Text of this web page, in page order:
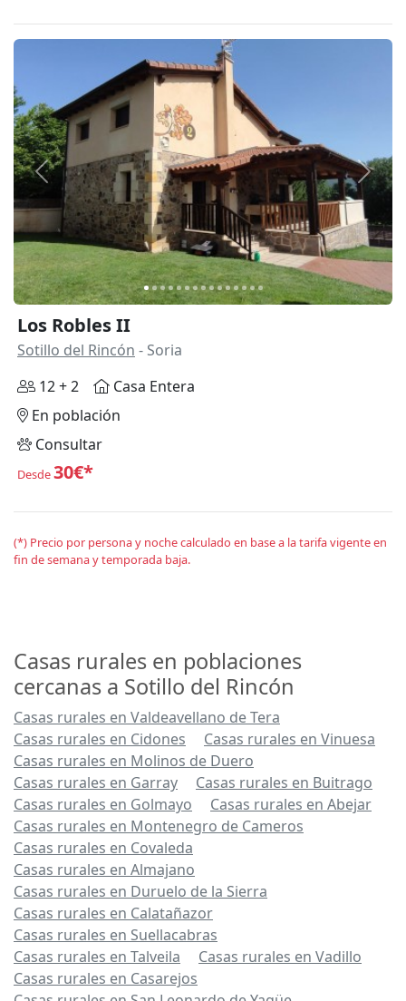
Anterior
Los Robles II
Sotillo del Rincón - Soria
12 + 2
Casa Entera
En población
Consultar
Desde30€*
(*) Precio por persona y noche calculado en base a la tarifa vigente en
fin de semana y temporada baja.
Casas rurales en poblaciones
cercanas a Sotillo del Rincón
Casas rurales en Valdeavellano de Tera
Casas rurales en Cidones
Casas rurales en Vinuesa
Casas rurales en Molinos de Duero
Casas rurales en Garray
Casas rurales en Buitrago
Casas rurales en Golmayo
Casas rurales en Abejar
Casas rurales en Montenegro de Cameros
Casas rurales en Covaleda
Casas rurales en Almajano
Casas rurales en Duruelo de la Sierra
Casas rurales en Calatañazor
Casas rurales en Suellacabras
Casas rurales en Talveila
Casas rurales en Vadillo
Casas rurales en Casarejos